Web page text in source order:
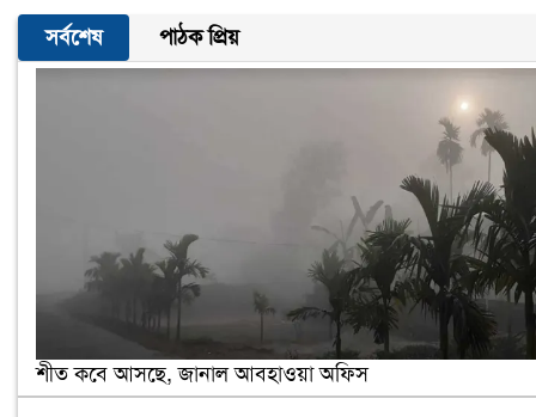
সর্বশেষ পাঠক প্রিয়
শীত কবে আসছে, জানাল আবহাওয়া অফিস